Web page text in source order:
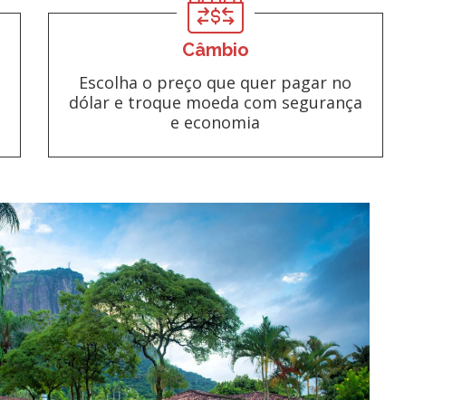
Câmbio
Escolha o preço que quer pagar no
dólar e troque moeda com segurança
e economia